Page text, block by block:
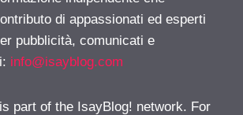
di appassionati ed esperti
pubblicità, comunicati e
info@isayblog.com
part of the IsayBlog! network. For